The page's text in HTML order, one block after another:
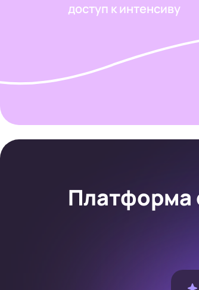
доступ к интенсиву
Платформа